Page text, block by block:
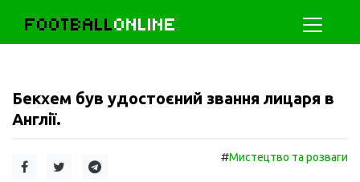
FOOTBALLONLINE
Бекхем був удостоєний звання лицаря в
Англії.
#Мистецтво та розваги